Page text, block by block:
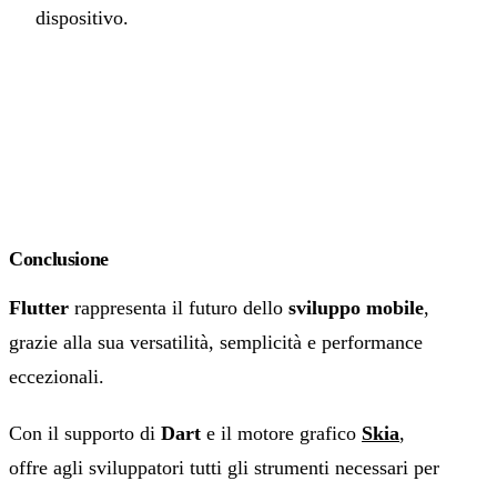
dispositivo.
Conclusione
Flutter rappresenta il futuro dello sviluppo mobile,
grazie alla sua versatilità, semplicità e performance
eccezionali.
Con il supporto di Dart e il motore grafico Skia,
offre agli sviluppatori tutti gli strumenti necessari per